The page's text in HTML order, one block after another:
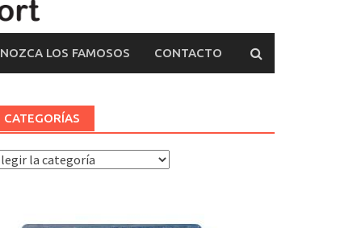
LOS FAMOSOS CONTACTO
CATEGORÍAS